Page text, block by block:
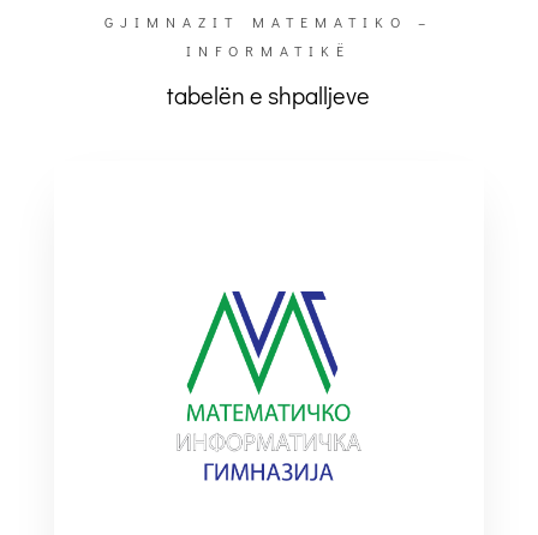
GJIMNAZIT MATEMATIKO –
INFORMATIKË
tabelën e shpalljeve